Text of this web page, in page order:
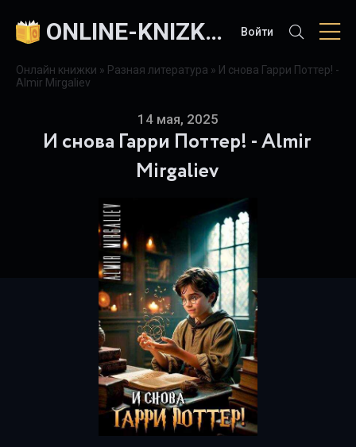
ONLINE-KNIZKI.COM Войти
Онлайн книжки » Разная литература » И снова Гарри Поттер! -
Almir Mirgaliev
И снова Гарри Поттер! - Almir
Mirgaliev
14 мая, 2025